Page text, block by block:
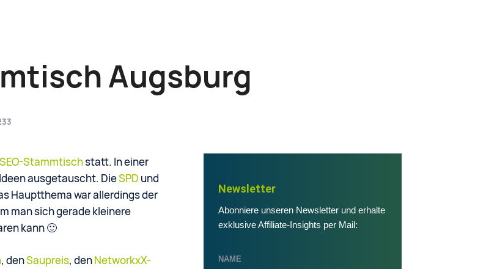
Augsburg
SEO-Stammtischstatt. In einer
ausgetauscht. DieSPD und
Hauptthema war allerdings der
man sich gerade kleinere
kann 🙂
, denSaupreis, denNetworkxX-
Newsletter
Abonniere unseren Newsletter und erhalte
exklusive Affiliate-Insights per Mail: